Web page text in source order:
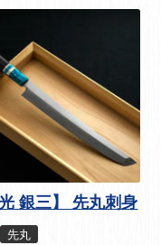
光 銀三】 先丸刺身
先丸